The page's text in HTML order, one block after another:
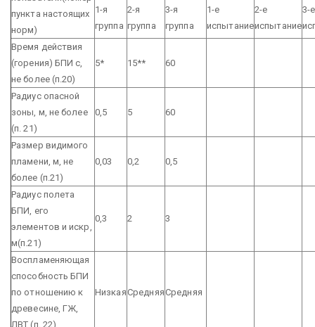
пункта настоящих
норм)
1-я
группа
2-я
группа
3-я
группа
1-е
испытание
2-е
испытание
3-е
Время действия
(горения) БПИ с,
не более (п.20)
5* 15** 60
Радиус опасной
зоны, м, не более
(п. 21)
0,5 5 60
Размер видимого
пламени, м, не
более (п.21)
0,03 0,2 0,5
Радиус полета
БПИ, его
элементов и искр,
м(п.21)
0,3 2 3
Воспламеняющая
способность БПИ
по отношению к
древесине, ГЖ,
ЛВТ (п. 22)
НизкаяСредняяСредняя